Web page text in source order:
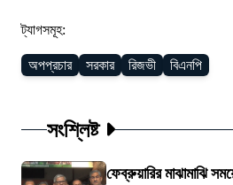
ট্যাগসমূহ:
অপপ্রচার সরকার রিজভী বিএনপি
সংশ্লিষ্ট
ফেব্রুয়ারির মাঝামাঝি